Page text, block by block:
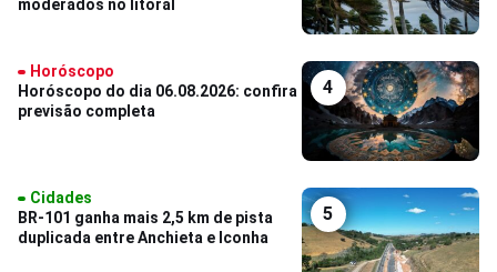
moderados no litoral
4
Horóscopo
Horóscopo do dia 06.08.2026: confira
previsão completa
5
Cidades
BR-101 ganha mais 2,5 km de pista
duplicada entre Anchieta e Iconha